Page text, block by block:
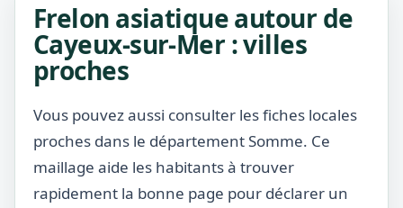
Frelon asiatique autour de
Cayeux-sur-Mer : villes
proches
Vous pouvez aussi consulter les fiches locales
proches dans le département Somme. Ce
maillage aide les habitants à trouver
rapidement la bonne page pour déclarer un